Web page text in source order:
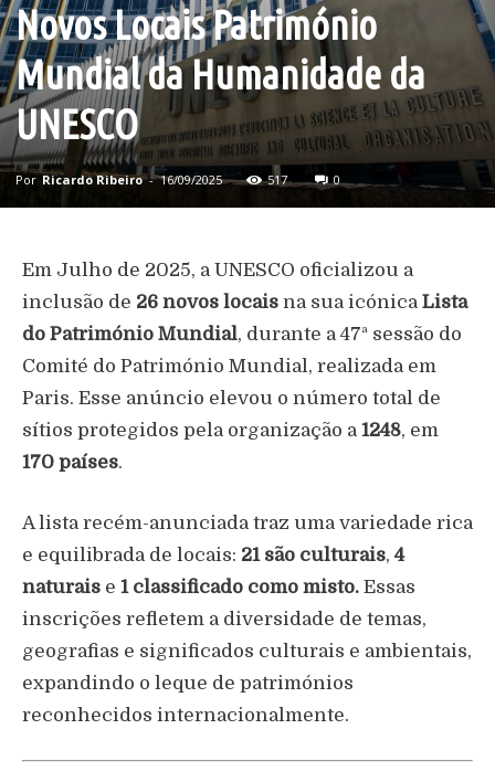
Novos Locais Património
Mundial da Humanidade da
UNESCO
Por Ricardo Ribeiro - 16/09/2025 517 0
Em Julho de 2025, a UNESCO oficializou a
inclusão de 26 novos locais na sua icónica Lista
do Património Mundial, durante a 47ª sessão do
Comité do Património Mundial, realizada em
Paris. Esse anúncio elevou o número total de
sítios protegidos pela organização a 1248, em
170 países.
A lista recém-anunciada traz uma variedade rica
e equilibrada de locais: 21 são culturais, 4
naturais e 1 classificado como misto. Essas
inscrições refletem a diversidade de temas,
geografias e significados culturais e ambientais,
expandindo o leque de patrimónios
reconhecidos internacionalmente.